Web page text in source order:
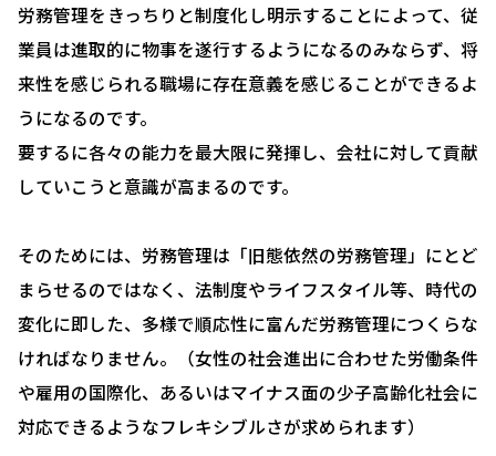
助成金について
就業規則について
採用コンサルティング
人事評価制度について
社会保険・給与計算について
労務システム管理について
お客様の声
ブログ＆ニュース
会社概要
労務管理をきっちりと制度化し明示することによって、従
業員は進取的に物事を遂行するようになるのみならず、将
来性を感じられる職場に存在意義を感じることができるよ
うになるのです。
要するに各々の能力を最大限に発揮し、会社に対して貢献
していこうと意識が高まるのです。
そのためには、労務管理は「旧態依然の労務管理」にとど
まらせるのではなく、法制度やライフスタイル等、時代の
変化に即した、多様で順応性に富んだ労務管理につくらな
ければなりません。（女性の社会進出に合わせた労働条件
や雇用の国際化、あるいはマイナス面の少子高齢化社会に
対応できるようなフレキシブルさが求められます）